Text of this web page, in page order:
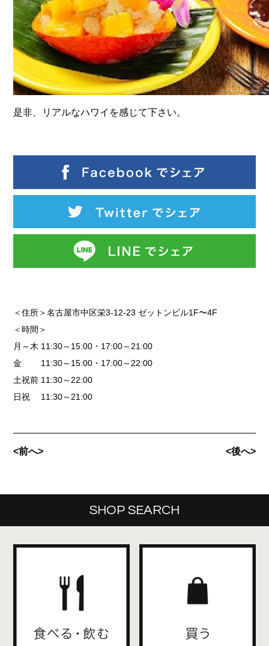
是非、リアルなハワイを感じて下さい。
＜住所＞名古屋市中区栄3-12-23 ゼットンビル1F〜4F
＜時間＞
月～木 11:30～15:00・17:00～21:00
金 11:30～15:00・17:00～22:00
土祝前 11:30～22:00
日祝 11:30～21:00
<前へ> <後へ>
SHOP SEARCH